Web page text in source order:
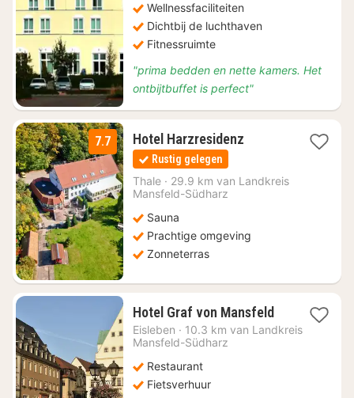
Wellnessfaciliteiten
Dichtbij de luchthaven
Fitnessruimte
"prima bedden en nette kamers. Het
ontbijtbuffet is perfect"
7.7 Hotel Harzresidenz3
€
Rustig gelegen
Thale · 29.9 km van Landkreis
Mansfeld-Südharz
Sauna
Prachtige omgeving
Zonneterras
Hotel Graf von Mansfeld1
nacht
Eisleben · 10.3 km van Landkreis
Mansfeld-Südharz
Restaurant
Fietsverhuur